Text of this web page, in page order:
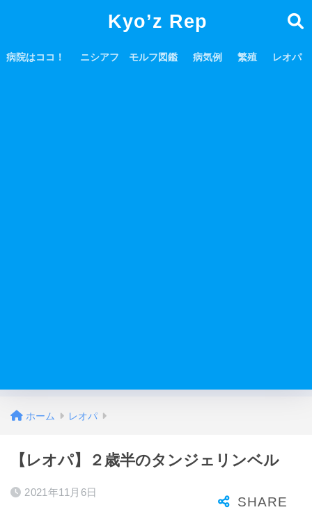
Kyo’z Rep
病院はココ！ ニシアフ モルフ図鑑 病気例 繁殖 レオパ
ホーム レオパ
【レオパ】２歳半のタンジェリンベル
2021年11月6日